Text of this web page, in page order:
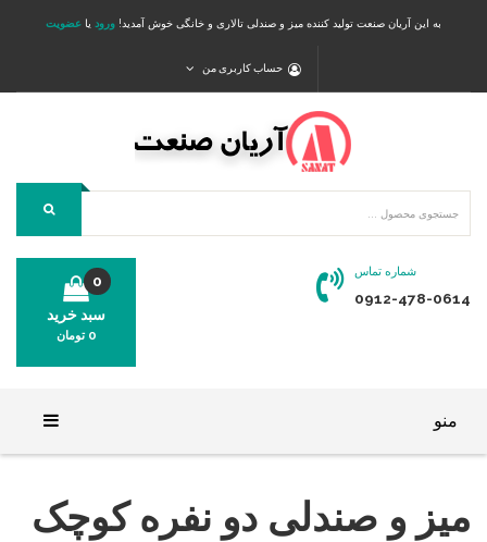
به این آریان صنعت تولید کننده میز و صندلی تالاری و خانگی خوش آمدید! ورود یا عضویت
حساب کاربری من
شماره تماس
0912-478-0614
سبد خرید
0
0 تومان
منو
فروشگاه
میز و صندلی دو نفره کوچک